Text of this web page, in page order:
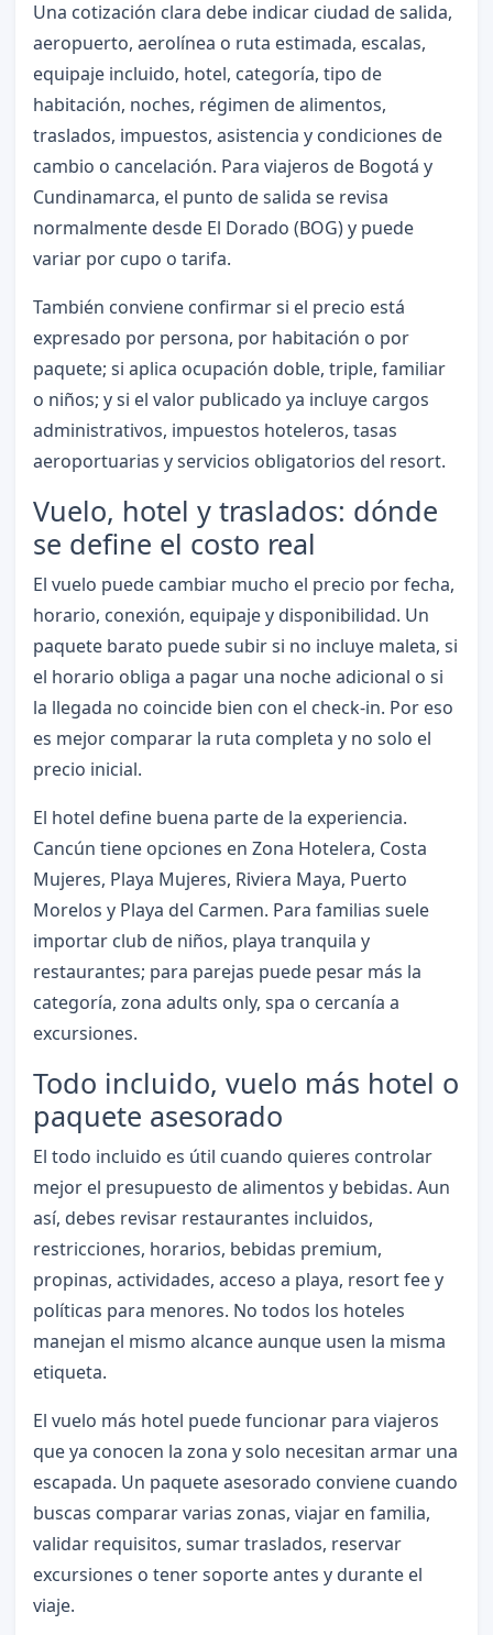
Una cotización clara debe indicar ciudad de salida,
aeropuerto, aerolínea o ruta estimada, escalas,
equipaje incluido, hotel, categoría, tipo de
habitación, noches, régimen de alimentos,
traslados, impuestos, asistencia y condiciones de
cambio o cancelación. Para viajeros de Bogotá y
Cundinamarca, el punto de salida se revisa
normalmente desde El Dorado (BOG) y puede
variar por cupo o tarifa.
También conviene confirmar si el precio está
expresado por persona, por habitación o por
paquete; si aplica ocupación doble, triple, familiar
o niños; y si el valor publicado ya incluye cargos
administrativos, impuestos hoteleros, tasas
aeroportuarias y servicios obligatorios del resort.
Vuelo, hotel y traslados: dónde
se define el costo real
El vuelo puede cambiar mucho el precio por fecha,
horario, conexión, equipaje y disponibilidad. Un
paquete barato puede subir si no incluye maleta, si
el horario obliga a pagar una noche adicional o si
la llegada no coincide bien con el check-in. Por eso
es mejor comparar la ruta completa y no solo el
precio inicial.
El hotel define buena parte de la experiencia.
Cancún tiene opciones en Zona Hotelera, Costa
Mujeres, Playa Mujeres, Riviera Maya, Puerto
Morelos y Playa del Carmen. Para familias suele
importar club de niños, playa tranquila y
restaurantes; para parejas puede pesar más la
categoría, zona adults only, spa o cercanía a
excursiones.
Todo incluido, vuelo más hotel o
paquete asesorado
El todo incluido es útil cuando quieres controlar
mejor el presupuesto de alimentos y bebidas. Aun
así, debes revisar restaurantes incluidos,
restricciones, horarios, bebidas premium,
propinas, actividades, acceso a playa, resort fee y
políticas para menores. No todos los hoteles
manejan el mismo alcance aunque usen la misma
etiqueta.
El vuelo más hotel puede funcionar para viajeros
que ya conocen la zona y solo necesitan armar una
escapada. Un paquete asesorado conviene cuando
buscas comparar varias zonas, viajar en familia,
validar requisitos, sumar traslados, reservar
excursiones o tener soporte antes y durante el
viaje.